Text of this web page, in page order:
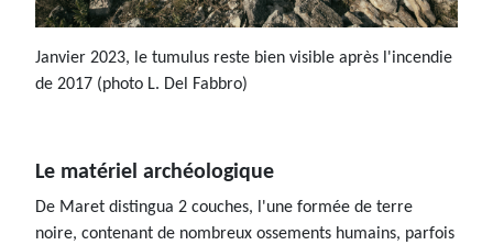
Janvier 2023, le tumulus reste bien visible après l'incendie
de 2017 (photo L. Del Fabbro)
Le matériel archéologique
De Maret distingua 2 couches, l'une formée de terre
noire, contenant de nombreux ossements humains, parfois